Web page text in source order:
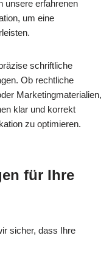
unsere erfahrenen
um eine
schriftliche
Ob rechtliche
Marketingmaterialien,
klar und korrekt
zu optimieren.
für Ihre
sicher, dass Ihre